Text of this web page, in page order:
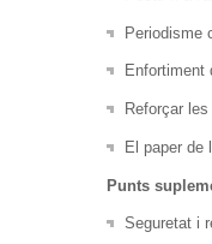
Periodisme
Enfortiment
Reforçar
El paper de
Punts
Seguretat i